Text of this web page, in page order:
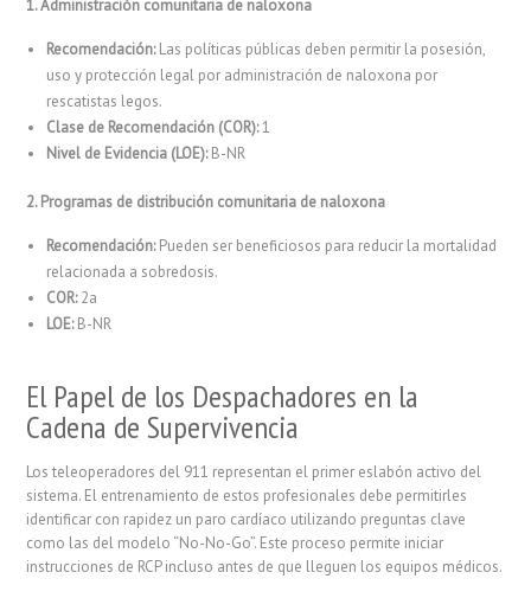
1. Administración comunitaria de naloxona
Recomendación:Las políticas públicas deben permitir la posesión,
uso y protección legal por administración de naloxona por
rescatistas legos.
Clase de Recomendación (COR):1
Nivel de Evidencia (LOE):B-NR
2. Programas de distribución comunitaria de naloxona
Recomendación:Pueden ser beneficiosos para reducir la mortalidad
relacionada a sobredosis.
COR:2a
LOE:B-NR
El Papel de los Despachadores en la
Cadena de Supervivencia
Los teleoperadores del 911 representan el primer eslabón activo del
sistema. El entrenamiento de estos profesionales debe permitirles
identificar con rapidez un paro cardíaco utilizando preguntas clave
como las del modelo “No-No-Go”. Este proceso permite iniciar
instrucciones de RCP incluso antes de que lleguen los equipos médicos.